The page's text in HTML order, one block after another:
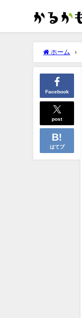
ホーム
Facebook
post
はてブ